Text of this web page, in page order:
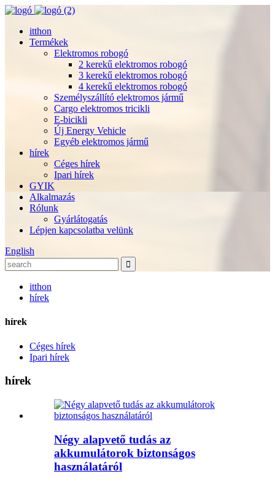
itthon
Termékek
Elektromos robogó
2 kerekű elektromos robogó
3 kerekű elektromos robogó
4 kerekű elektromos robogó
Személyszállító elektromos jármű
Cargo elektromos tricikli
E-bicikli
Új Energy Vehicle
Egyéb elektromos jármű
hírek
Céges hírek
Ipari hírek
GYIK
Alkalmazás
Rólunk
Gyárlátogatás
Lépjen kapcsolatba velünk
English
itthon
hírek
hírek
Céges hírek
Ipari hírek
hírek
Négy alapvető tudás az
akkumulátorok biztonságos
használatáról